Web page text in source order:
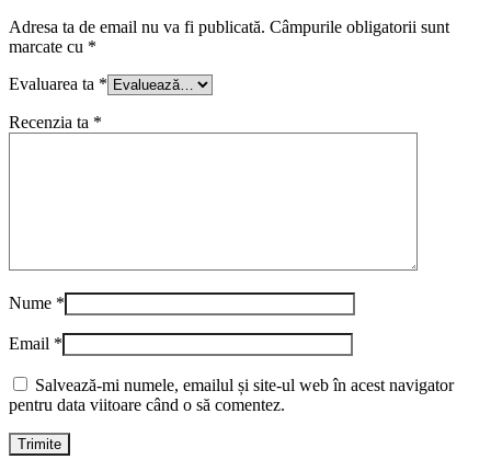
Adresa ta de email nu va fi publicată. Câmpurile obligatorii sunt
marcate cu *
Evaluarea ta *
Recenzia ta *
Nume *
Email *
Salvează-mi numele, emailul și site-ul web în acest navigator
pentru data viitoare când o să comentez.